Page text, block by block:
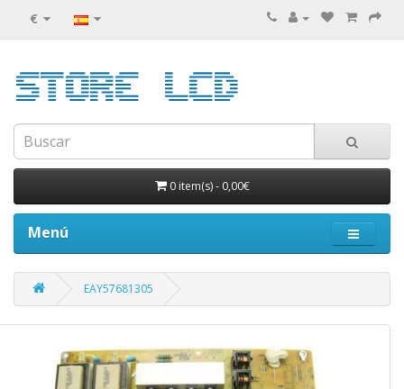
€
0 item(s)- 0,00€
Menú
EAY57681305